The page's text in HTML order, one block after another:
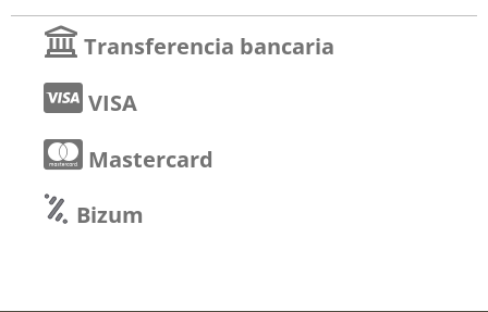
Transferencia bancaria
VISA
Mastercard
Bizum